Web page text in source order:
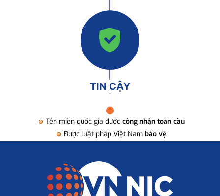
TIN CẬY
Tên miền quốc gia được công nhận toàn cầu
Được luật pháp Việt Nam bảo vệ